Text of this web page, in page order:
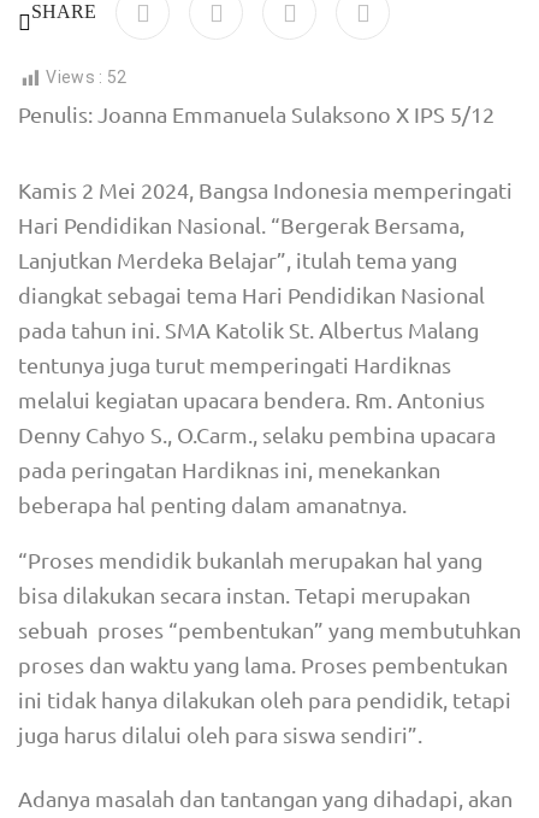
SHARE
Views : 52
Penulis: Joanna Emmanuela Sulaksono X IPS 5/12
Kamis 2 Mei 2024, Bangsa Indonesia memperingati
Hari Pendidikan Nasional. “Bergerak Bersama,
Lanjutkan Merdeka Belajar”, itulah tema yang
diangkat sebagai tema Hari Pendidikan Nasional
pada tahun ini. SMA Katolik St. Albertus Malang
tentunya juga turut memperingati Hardiknas
melalui kegiatan upacara bendera. Rm. Antonius
Denny Cahyo S., O.Carm., selaku pembina upacara
pada peringatan Hardiknas ini, menekankan
beberapa hal penting dalam amanatnya.
“Proses mendidik bukanlah merupakan hal yang
bisa dilakukan secara instan. Tetapi merupakan
sebuah proses “pembentukan” yang membutuhkan
proses dan waktu yang lama. Proses pembentukan
ini tidak hanya dilakukan oleh para pendidik, tetapi
juga harus dilalui oleh para siswa sendiri”.
Adanya masalah dan tantangan yang dihadapi, akan